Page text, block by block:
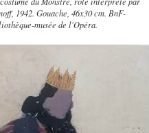
1942. Gouache, 46x30 cm. BnF-
musée de l'Opéra.